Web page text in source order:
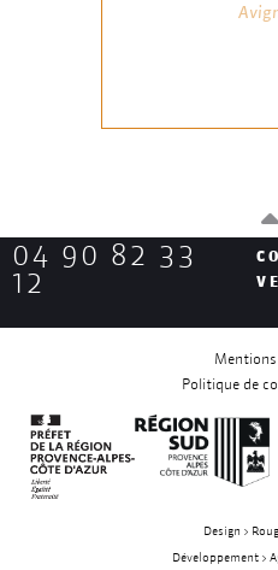
04 90 82 33
12
Politique de
Design >
Développement >